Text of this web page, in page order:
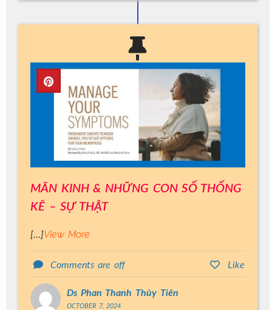
MÃN KINH & NHỮNG CON SỐ THỐNG
KÊ – SỰ THẬT
[…]View More
Comments are off Like
Ds Phan Thanh Thủy Tiên
OCTOBER 7, 2024